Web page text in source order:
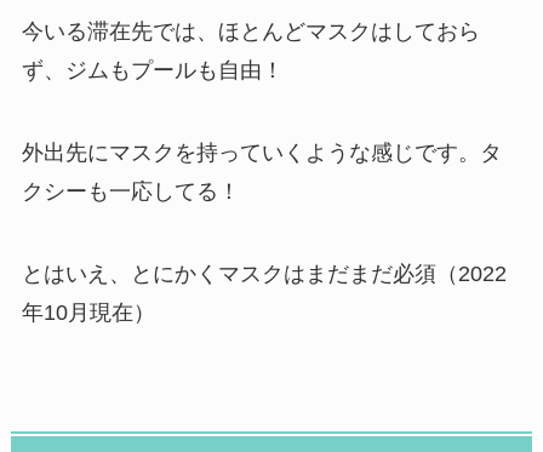
今いる滞在先では、ほとんどマスクはしておら
ず、ジムもプールも自由！
外出先にマスクを持っていくような感じです。タ
クシーも一応してる！
とはいえ、とにかくマスクはまだまだ必須（2022
年10月現在）